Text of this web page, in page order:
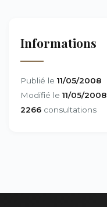
Informations
Publié le 11/05/2008
Modifié le 11/05/2008
2266 consultations